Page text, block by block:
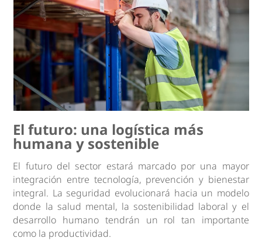
El futuro: una logística más
humana y sostenible
El futuro del sector estará marcado por una mayor
integración entre tecnología, prevención y bienestar
integral. La seguridad evolucionará hacia un modelo
donde la salud mental, la sostenibilidad laboral y el
desarrollo humano tendrán un rol tan importante
como la productividad.